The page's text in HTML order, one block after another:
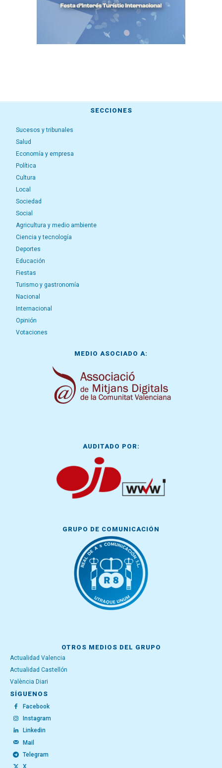
SECCIONES
Sucesos y tribunales
Salud
Economía y empresa
Política
Cultura
Local
Sociedad
Social
Agricultura y medio ambiente
Ciencia y tecnología
Deportes
Educación
Fiestas
Turismo y gastronomía
Nacional
Internacional
Opinión
Votaciones
MEDIO ASOCIADO A:
AUDITADO POR:
GRUPO DE COMUNICACIÓN
OTROS MEDIOS DEL GRUPO
Actualidad Valencia
Actualidad Castellón
València Diari
SÍGUENOS
Facebook
Instagram
Linkedin
Mail
Telegram
X